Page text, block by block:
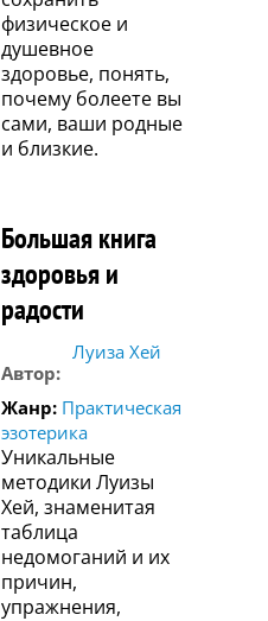
физическое и
душевное
здоровье, понять,
почему болеете вы
сами, ваши родные
и близкие.
Большая книга
здоровья и
радости
Автор:
Луиза Хей
Жанр: Практическая
эзотерика
Уникальные
методики Луизы
Хей, знаменитая
таблица
недомоганий и их
причин,
упражнения,